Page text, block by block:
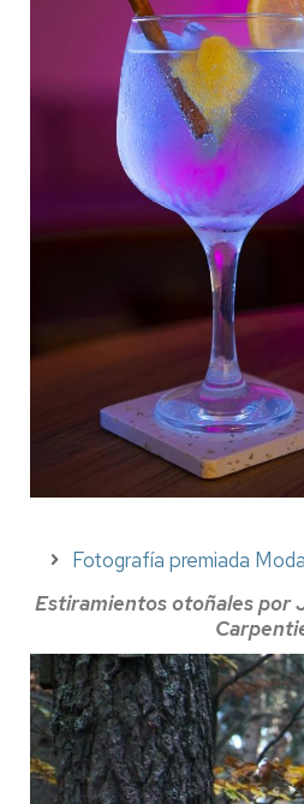
Fotografía premiada
Estiramientos otoñales por